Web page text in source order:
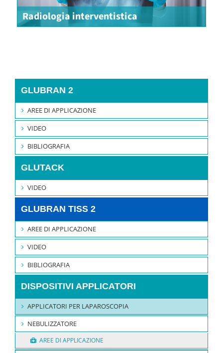
Radiologia interventistica
GLUBRAN 2
AREE DI APPLICAZIONE
VIDEO
BIBLIOGRAFIA
GLUTACK
VIDEO
GLUBRAN TISS 2
AREE DI APPLICAZIONE
VIDEO
BIBLIOGRAFIA
DISPOSITIVI APPLICATORI
APPLICATORI PER LAPAROSCOPIA
NEBULIZZATORE
AREE DI APPLICAZIONE